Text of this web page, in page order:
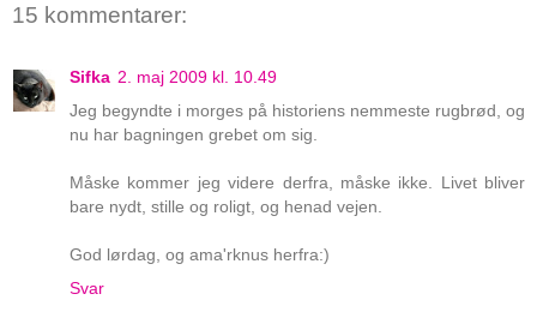
15 kommentarer:
Sifka 2. maj 2009 kl. 10.49
Jeg begyndte i morges på historiens nemmeste rugbrød, og
nu har bagningen grebet om sig.
Måske kommer jeg videre derfra, måske ikke. Livet bliver
bare nydt, stille og roligt, og henad vejen.
God lørdag, og ama'rknus herfra:)
Svar